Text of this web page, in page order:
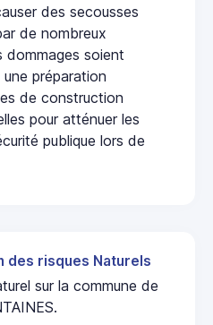
des secousses
de nombreux
dommages soient
préparation
de construction
pour atténuer les
publique lors de
des risques Naturels
sur la commune de